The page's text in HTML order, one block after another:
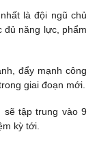
là đội ngũ chủ
đủ năng lực, phẩm
đẩy mạnh công
giai đoạn mới.
sẽ tập trung vào 9
kỳ tới.